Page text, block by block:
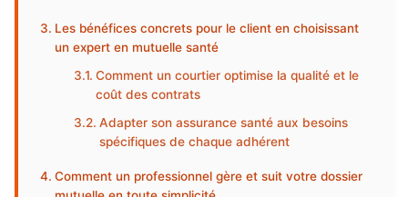
Les bénéfices concrets pour le client en choisissant
un expert en mutuelle santé
Comment un courtier optimise la qualité et le
coût des contrats
Adapter son assurance santé aux besoins
spécifiques de chaque adhérent
Comment un professionnel gère et suit votre dossier